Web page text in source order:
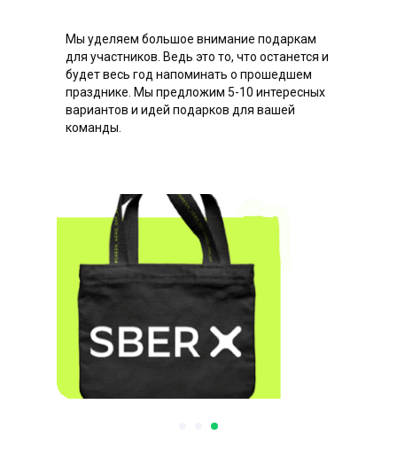
Мы уделяем большое внимание подаркам
для участников. Ведь это то, что останется и
будет весь год напоминать о прошедшем
празднике. Мы предложим 5-10 интересных
вариантов и идей подарков для вашей
команды.
участники
Контакты
+7 (991) 150-10-01
info@catalystrussia.ru
Telegram
Получите моментальный ответ в
мессенджер с 8 до 22 ежедневно